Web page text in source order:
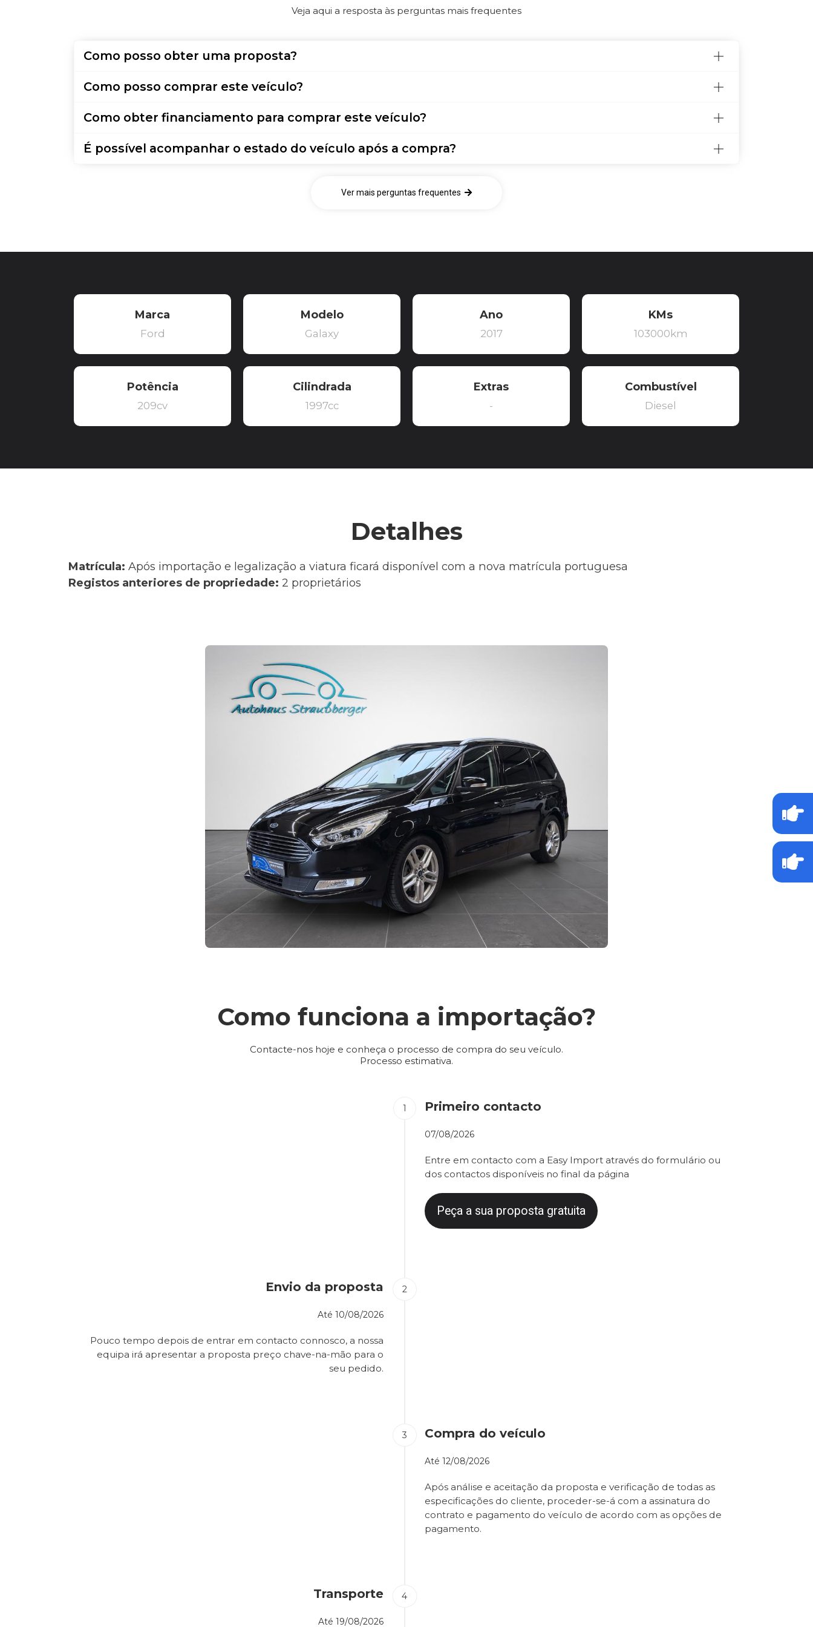
Veja aqui a resposta às perguntas mais frequentes
Como posso obter uma proposta?
Como posso comprar este veículo?
Como obter financiamento para comprar este veículo?
É possível acompanhar o estado do veículo após a compra?
Ver mais perguntas frequentes
Marca
Ford
Modelo
Galaxy
Ano
2017
KMs
103000km
Potência
209cv
Cilindrada
1997cc
Extras
-
Combustível
Diesel
Detalhes
Matrícula: Após importação e legalização a viatura ficará disponível com a nova matrícula portuguesa
Registos anteriores de propriedade: 2 proprietários
Como funciona a importação?
Contacte-nos hoje e conheça o processo de compra do seu veículo.
Processo estimativa.
Primeiro contacto
07/08/2026
Entre em contacto com a Easy Import através do formulário ou
dos contactos disponíveis no final da página
Peça a sua proposta gratuita
Envio da proposta
Até 10/08/2026
Pouco tempo depois de entrar em contacto connosco, a nossa
equipa irá apresentar a proposta preço chave-na-mão para o
seu pedido.
Compra do veículo
Até 12/08/2026
Após análise e aceitação da proposta e verificação de todas as
especificações do cliente, proceder-se-á com a assinatura do
contrato e pagamento do veículo de acordo com as opções de
pagamento.
Transporte
Até 19/08/2026